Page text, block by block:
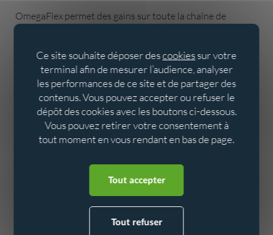
OmegaFlex permet des gains sur toute la chaîne de
commander est limité. Les poids et les encombrements
sont réduits. Le transport et l’espace de stockage sont
optimisés.
Faciliter la mise en œuvre d’un
Le collier OmegaFlex dispose d’un système d’accroche
unique pour l’ensemble de la gamme. Une sangle crantée
coulissante et des cliquets permettent le positionnement
du collier autour du tuyau. L’outil dédié assure ensuite le
Ce site souhaite déposer descookiessur votre
terminal afin de mesurer l’audience, analyser
les performances de ce site et de partager des
contenus. Vous pouvez accepter ou refuser le
dépôt des cookies avec les boutons ci-dessous.
Vous pouvez retirer votre consentement à
tout moment en vous rendant en bas de page.
Tout accepter
Tout refuser